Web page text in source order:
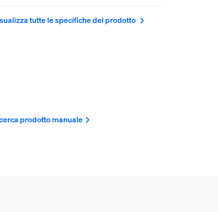
tutte le specifiche del prodotto
prodotto manuale